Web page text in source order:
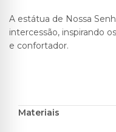
A estátua de Nossa
intercessão, inspirando
e confortador.
Materiais